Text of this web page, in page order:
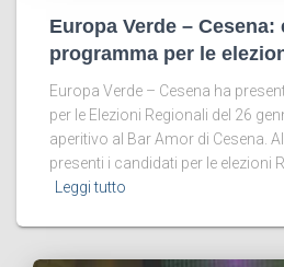
Europa Verde – Cesena:
programma per le
Europa Verde – Cesena ha
per le Elezioni Regionali del 26
aperitivo al Bar Amor di Cesena.
presenti i candidati per le elezioni
Leggi tutto